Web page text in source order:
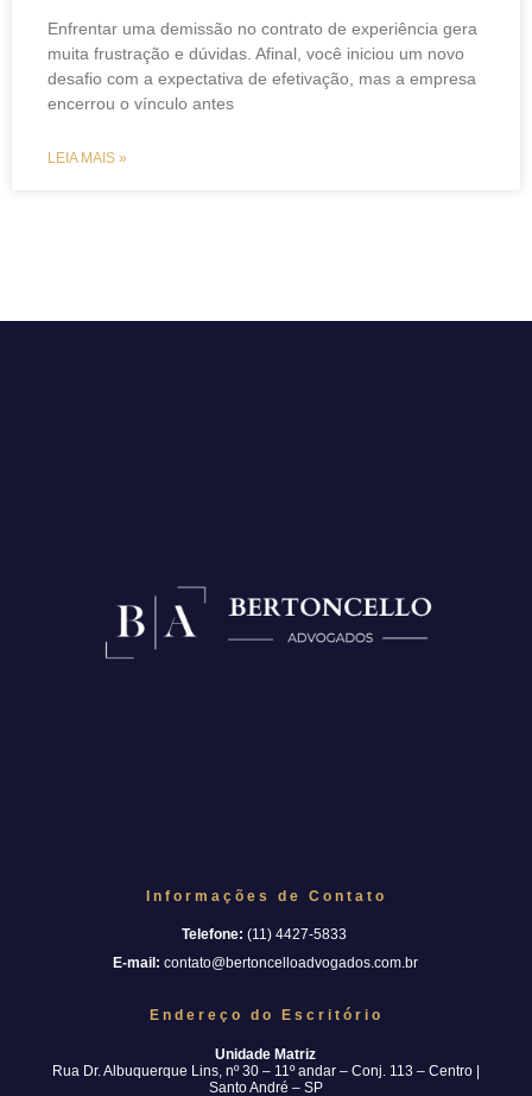
Enfrentar uma demissão no contrato de experiência gera
muita frustração e dúvidas. Afinal, você iniciou um novo
desafio com a expectativa de efetivação, mas a empresa
encerrou o vínculo antes
LEIA MAIS »
Informações de Contato
Telefone: (11) 4427-5833
E-mail: contato@bertoncelloadvogados.com.br
Endereço do Escritório
Unidade Matriz
Rua Dr. Albuquerque Lins, nº 30 – 11º andar – Conj. 113 – Centro |
Santo André – SP